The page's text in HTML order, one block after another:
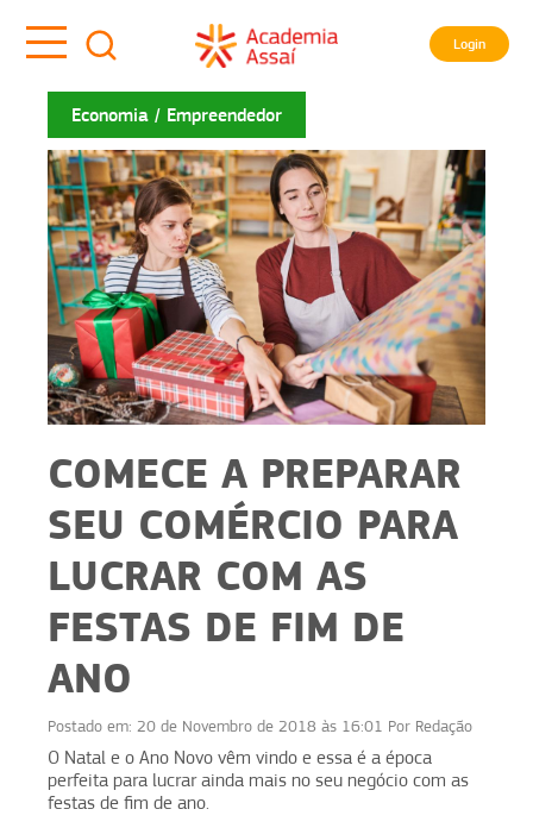
Login
Economia Empreendedor
COMECE A PREPARAR
SEU COMÉRCIO PARA
LUCRAR COM AS
FESTAS DE FIM DE
ANO
Postado em: 20 de Novembro de 2018 às 16:01 Por Redação
O Natal e o Ano Novo vêm vindo e essa é a época
perfeita para lucrar ainda mais no seu negócio com as
festas de fim de ano.